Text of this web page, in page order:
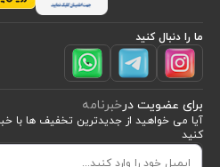
ما را دنبال کنید
برای عضویت درخبرنامه
آیا می خواهید از جدید‌ترین تخفیف‌ ها با‌
کنید